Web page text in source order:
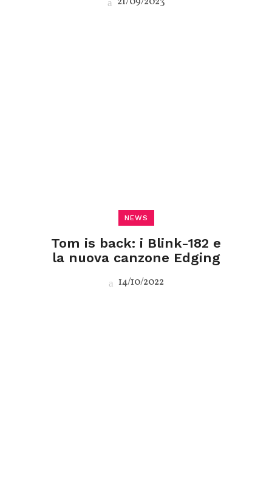
NEWS
Tom is back: i Blink-182 e
la nuova canzone Edging
14/10/2022